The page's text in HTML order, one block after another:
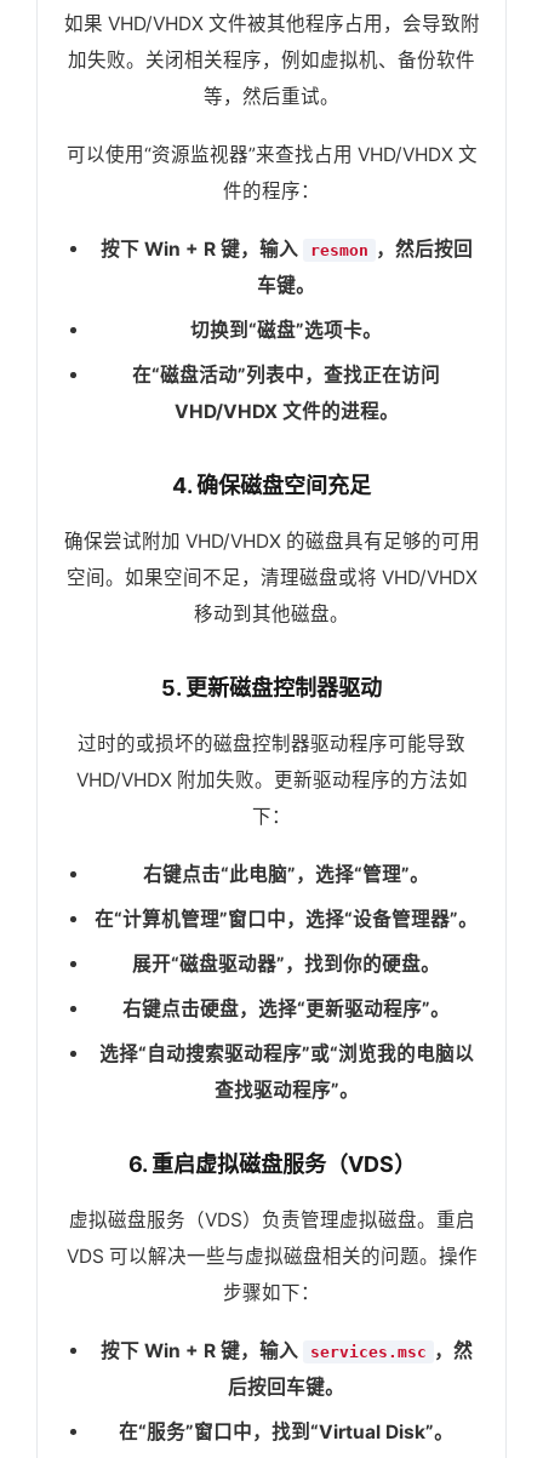
如果 VHD/VHDX 文件被其他程序占用，会导致附
加失败。关闭相关程序，例如虚拟机、备份软件
等，然后重试。
可以使用“资源监视器”来查找占用 VHD/VHDX 文
件的程序：
按下 Win + R 键，输入 resmon ，然后按回
车键。
切换到“磁盘”选项卡。
在“磁盘活动”列表中，查找正在访问
VHD/VHDX 文件的进程。
4. 确保磁盘空间充足
确保尝试附加 VHD/VHDX 的磁盘具有足够的可用
空间。如果空间不足，清理磁盘或将 VHD/VHDX
移动到其他磁盘。
5. 更新磁盘控制器驱动
过时的或损坏的磁盘控制器驱动程序可能导致
VHD/VHDX 附加失败。更新驱动程序的方法如
下：
右键点击“此电脑”，选择“管理”。
在“计算机管理”窗口中，选择“设备管理器”。
展开“磁盘驱动器”，找到你的硬盘。
右键点击硬盘，选择“更新驱动程序”。
选择“自动搜索驱动程序”或“浏览我的电脑以
查找驱动程序”。
6. 重启虚拟磁盘服务（VDS）
虚拟磁盘服务（VDS）负责管理虚拟磁盘。重启
VDS 可以解决一些与虚拟磁盘相关的问题。操作
步骤如下：
按下 Win + R 键，输入 services.msc ，然
后按回车键。
在“服务”窗口中，找到“Virtual Disk”。